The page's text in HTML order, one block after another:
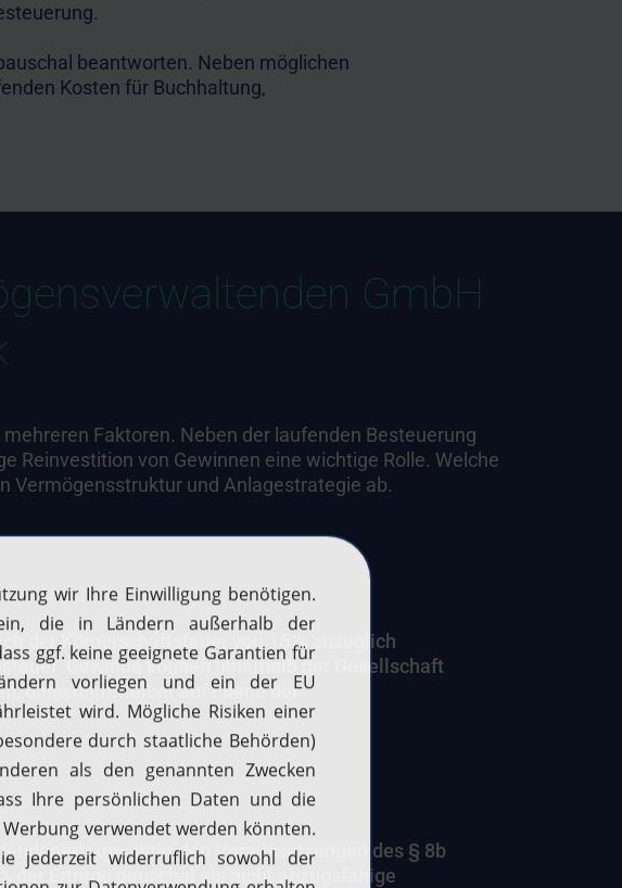
beantworten. Neben möglichen
Kosten für Buchhaltung,
GmbH
Faktoren. Neben der laufenden Besteuerung
Reinvestition von Gewinnen eine wichtige Rolle. Welche
Vermögensstruktur und Anlagestrategie ab.
der Körperschaftsteuer von 15 % zuzüglich
Gewinne können innerhalb der Gesellschaft
ohne unmittelbar auf Ebene der
unter den Voraussetzungen des § 8b
der Erträge pauschal als nicht abzugsfähige